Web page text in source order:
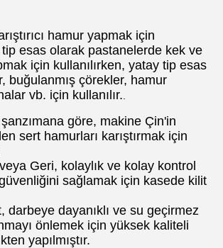
hamur yapmak için
tip esas olarak pastanelerde kek ve
için kullanılırken, yatay tip esas
buğulanmış çörekler, hamur
vb. için kullanılır.
göre, makine Çin'in
sert hamurları karıştırmak için
Geri, kolaylık ve kolay kontrol
sağlamak için kasede kilit
darbeye dayanıklı ve su geçirmez
önlemek için yüksek kaliteli
yapılmıştır.